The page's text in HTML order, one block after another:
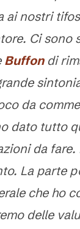
ai nostri
Ci
Buffondi
da
dato tutto
da
La parte
che ho
delle